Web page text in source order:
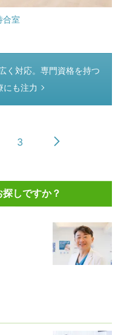
合室
く対応。専門資格を持つ
にも注力
3
しですか？